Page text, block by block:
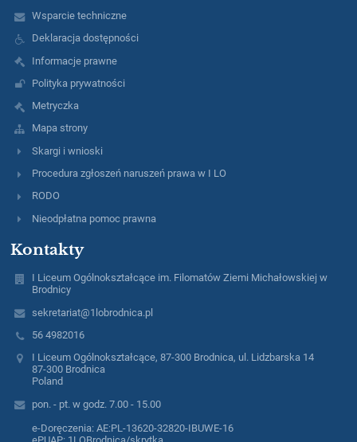
Wsparcie techniczne
Deklaracja dostępności
Informacje prawne
Polityka prywatności
Metryczka
Mapa strony
Skargi i wnioski
Procedura zgłoszeń naruszeń prawa w I LO
RODO
Nieodpłatna pomoc prawna
Kontakty
I Liceum Ogólnokształcące im. Filomatów Ziemi Michałowskiej w
Brodnicy
sekretariat@1lobrodnica.pl
56 4982016
I Liceum Ogólnokształcące, 87-300 Brodnica, ul. Lidzbarska 14
87-300 Brodnica
Poland
pon. - pt. w godz. 7.00 - 15.00
e-Doręczenia: AE:PL-13620-32820-IBUWE-16